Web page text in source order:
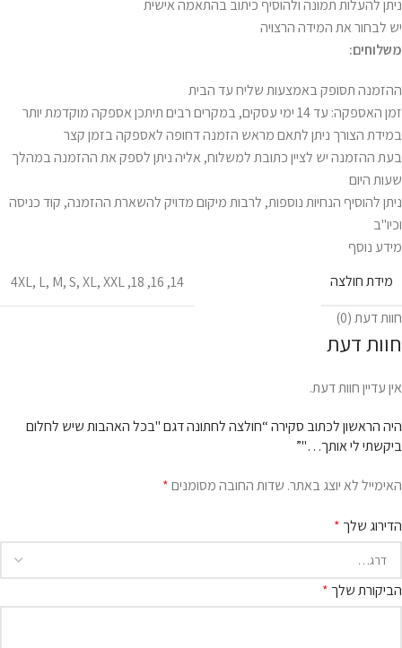
ניתן להעלות תמונה ולהוסיף כיתוב בהתאמה אישית
יש לבחור את המידה הרצויה
משלוחים:
ההזמנה תסופק באמצעות שליח עד הבית
זמן האספקה: עד 14 ימי עסקים, במקרים רבים תיתכן אספקה מוקדמת יותר
במידת הצורך ניתן לתאם מראש הזמנה דחופה לאספקה בזמן קצר
בעת ההזמנה יש לציין כתובת למשלוח, אליה ניתן לספק את ההזמנה במהלך
שעות היום
ניתן להוסיף הנחיות נוספות, לרבות מיקום מדויק להשארת ההזמנה, קוד כניסה
וכיו"ב
מידע נוסף
מידת חולצה
14
,
16
,
18
,
4XL, L, M,S,XL,XXL
חוות דעת (0)
חוות דעת
אין עדיין חוות דעת.
היה הראשון לכתוב סקירה “חולצה לחתונה דגם "בכל האהבות שיש לחלום
ביקשתי לי אותך…"”
האימייל לא יוצג באתר. שדות החובה מסומנים*
הדירוג שלך *
הביקורת שלך *